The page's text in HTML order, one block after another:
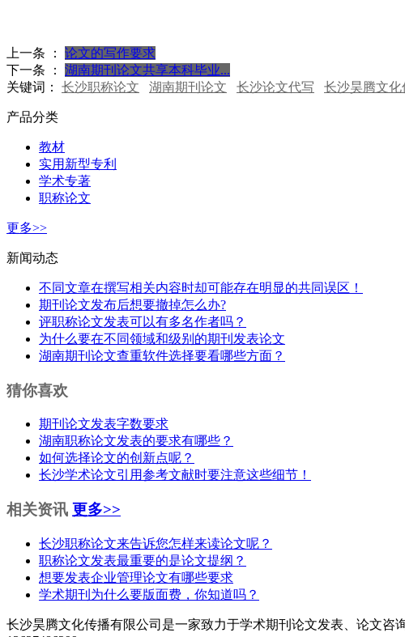
上一条 ：
论文的写作要求
下一条 ：
湖南期刊论文共享本科毕业...
关键词： 长沙职称论文 湖南期刊论文 长沙论文代写 长沙昊腾文化
产品分类
教材
实用新型专利
学术专著
职称论文
更多>>
新闻动态
不同文章在撰写相关内容时却可能存在明显的共同误区！
期刊论文发布后想要撤掉怎么办?
评职称论文发表可以有多名作者吗？
为什么要在不同领域和级别的期刊发表论文
湖南期刊论文查重软件选择要看哪些方面？
猜你喜欢
期刊论文发表字数要求
湖南职称论文发表的要求有哪些？
如何选择论文的创新点呢？
长沙学术论文引用参考文献时要注意这些细节！
相关资讯 更多>>
长沙职称论文来告诉您怎样来读论文呢？
职称论文发表最重要的是论文提纲？
想要发表企业管理论文有哪些要求
学术期刊为什么要版面费，你知道吗？
长沙昊腾文化传播有限公司是一家致力于学术期刊论文发表、论文咨